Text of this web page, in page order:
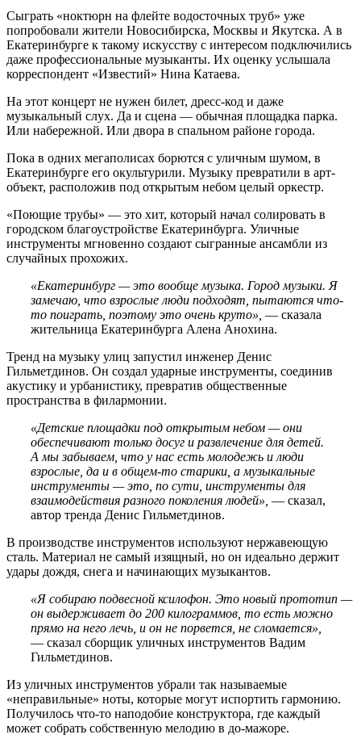
Сыграть «ноктюрн на флейте водосточных труб» уже
попробовали жители Новосибирска, Москвы и Якутска. А в
Екатеринбурге к такому искусству с интересом подключились
даже профессиональные музыканты. Их оценку услышала
корреспондент «Известий» Нина Катаева.
На этот концерт не нужен билет, дресс-код и даже
музыкальный слух. Да и сцена — обычная площадка парка.
Или набережной. Или двора в спальном районе города.
Пока в одних мегаполисах борются с уличным шумом, в
Екатеринбурге его окультурили. Музыку превратили в арт-
объект, расположив под открытым небом целый оркестр.
«Поющие трубы» — это хит, который начал солировать в
городском благоустройстве Екатеринбурга. Уличные
инструменты мгновенно создают сыгранные ансамбли из
случайных прохожих.
«Екатеринбург — это вообще музыка. Город музыки. Я
замечаю, что взрослые люди подходят, пытаются что-
то поиграть, поэтому это очень круто», — сказала
жительница Екатеринбурга Алена Анохина.
Тренд на музыку улиц запустил инженер Денис
Гильметдинов. Он создал ударные инструменты, соединив
акустику и урбанистику, превратив общественные
пространства в филармонии.
«Детские площадки под открытым небом — они
обеспечивают только досуг и развлечение для детей.
А мы забываем, что у нас есть молодежь и люди
взрослые, да и в общем-то старики, а музыкальные
инструменты — это, по сути, инструменты для
взаимодействия разного поколения людей», — сказал,
автор тренда Денис Гильметдинов.
В производстве инструментов используют нержавеющую
сталь. Материал не самый изящный, но он идеально держит
удары дождя, снега и начинающих музыкантов.
«Я собираю подвесной ксилофон. Это новый прототип —
он выдерживает до 200 килограммов, то есть можно
прямо на него лечь, и он не порвется, не сломается»,
— сказал сборщик уличных инструментов Вадим
Гильметдинов.
Из уличных инструментов убрали так называемые
«неправильные» ноты, которые могут испортить гармонию.
Получилось что-то наподобие конструктора, где каждый
может собрать собственную мелодию в до-мажоре.